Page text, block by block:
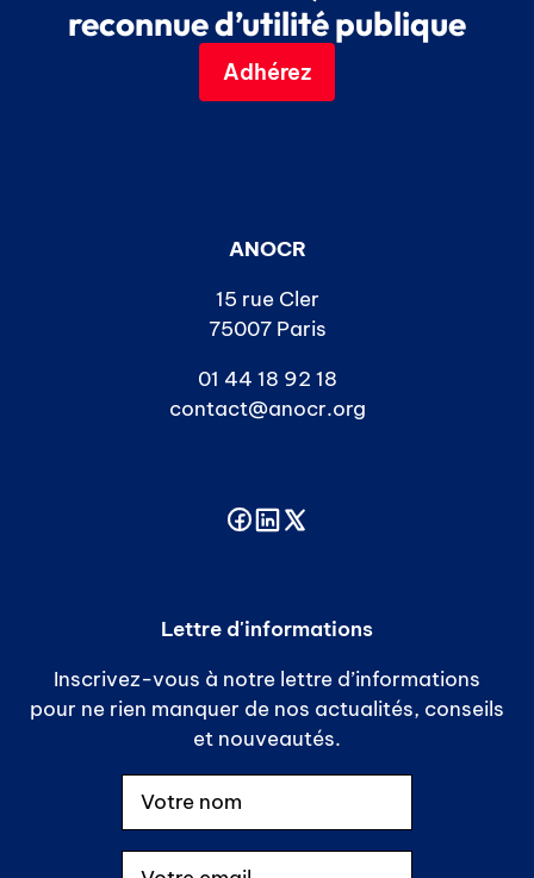
reconnue d’utilité publique
Adhérez
ANOCR
15 rue Cler
75007 Paris
01 44 18 92 18
contact@anocr.org
Lettre d'informations
Inscrivez-vous à notre lettre d’informations
pour ne rien manquer de nos actualités, conseils
et nouveautés.